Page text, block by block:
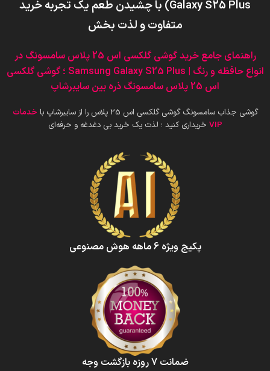
Galaxy S25 Plus) با چشیدن طعم یک تجربه خرید
متفاوت و لذت بخش
راهنمای جامع خرید گوشی گلکسی اس 25 پلاس سامسونگ
در
انواع حافظه و رنگ | Samsung Galaxy S25 Plus ؛ گوشی گلکسی
اس 25 پلاس سامسونگ ذره بین سایبرشاپ
گوشی جذاب سامسونگ گوشی گلکسی اس 25 پلاس را از سایبرشاپ با
خدمات
VIP خریداری کنید ؛ لذت یک خرید بی دغدغه و حرفه‌ای
پکیج ویژه 6 ماهه هوش‌ مصنوعی‌
ضمانت 7 روزه بازگشت وجه